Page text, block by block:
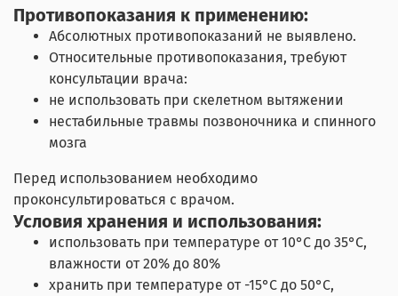
Противопоказания к применению:
Абсолютных противопоказаний не выявлено.
Относительные противопоказания, требуют
консультации врача:
не использовать при скелетном вытяжении
нестабильные травмы позвоночника и спинного
мозга
Перед использованием необходимо
проконсультироваться с врачом.
Условия хранения и использования:
использовать при температуре от 10°C до 35°C,
влажности от 20% до 80%
хранить при температуре от -15°C до 50°C,